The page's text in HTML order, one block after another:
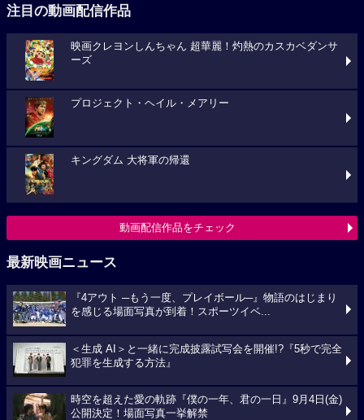
注目の動画配信作品
映画クレヨンしんちゃん 超華麗！灼熱のカスカベダンサ
ーズ
プロジェクト・ヘイル・メアリー
キングダム 大将軍の帰還
動画配信作品をチェック
最新映画ニュース
『4アウト ─もう一度、プレイボール─』物語のはじまり
を感じる場面写真が到着！スポーツイベ...
＜生成 AI＞と一緒に完成披露試写会を開催!?『5秒で完全
犯罪を生成する方法』
時空を超えた愛の軌跡『僕の一年、君の一日』9月4日(金)
公開決定！場面写真一挙解禁